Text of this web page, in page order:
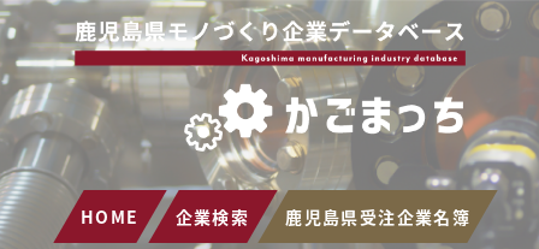
HOME 企業検索 鹿児島県受注企業名簿